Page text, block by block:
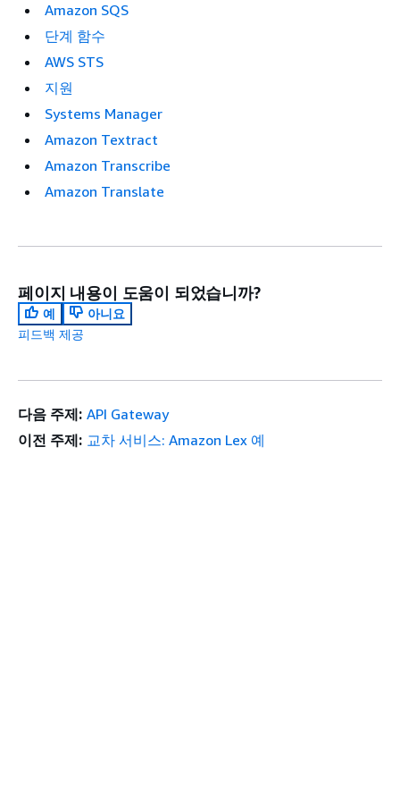
Amazon SQS
단계 함수
AWS STS
지원
Systems Manager
Amazon Textract
Amazon Transcribe
Amazon Translate
페이지 내용이 도움이 되었습니까?
예
아니요
피드백 제공
다음 주제: API Gateway
이전 주제: 교차 서비스: Amazon Lex 예